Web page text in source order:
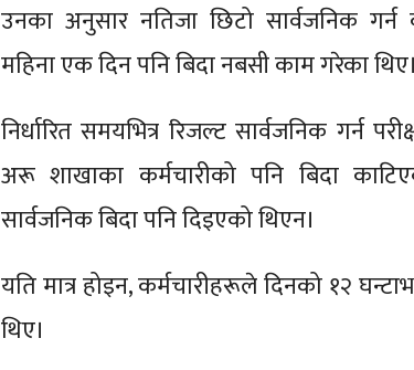
उनका अनुसार नतिजा छिटो सार्वजनिक
महिना एक दिन पनि बिदा नबसी काम गरेका थिए।
निर्धारित समयभित्र रिजल्ट सार्वजनिक गर्न
अरू शाखाका कर्मचारीको पनि बिदा
सार्वजनिक बिदा पनि दिइएको थिएन।
यति मात्र होइन, कर्मचारीहरूले दिनको १२
थिए।